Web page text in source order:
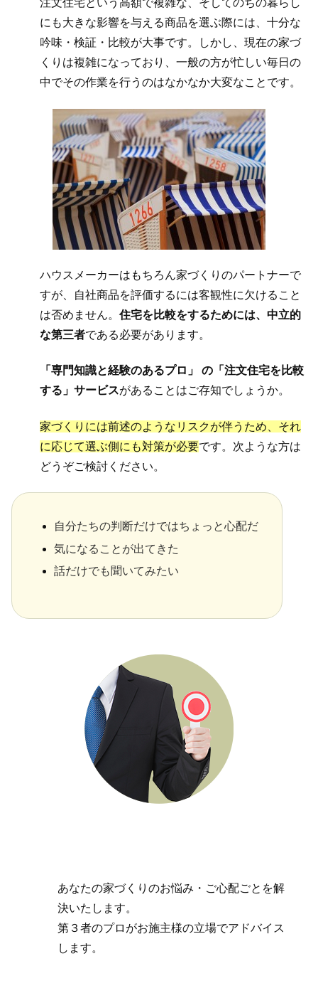
注文住宅という高額で複雑な、そしてのちの暮らし
にも大きな影響を与える商品を選ぶ際には、十分な
吟味・検証・比較が大事です。しかし、現在の家づ
くりは複雑になっており、一般の方が忙しい毎日の
中でその作業を行うのはなかなか大変なことです。
ハウスメーカーはもちろん家づくりのパートナーで
すが、自社商品を評価するには客観性に欠けること
は否めません。 住宅を比較をするためには、中立的
な第三者である必要があります。
「専門知識と経験のあるプロ」 の「注文住宅を比較
する」サービスがあることはご存知でしょうか。
家づくりには前述のようなリスクが伴うため、それ
に応じて選ぶ側にも対策が必要です。次ような方は
どうぞご検討ください。
自分たちの判断だけではちょっと心配だ
気になることが出てきた
話だけでも聞いてみたい
あなたの家づくりのお悩み・ご心配ごとを解
決いたします。
第３者のプロがお施主様の立場でアドバイス
します。